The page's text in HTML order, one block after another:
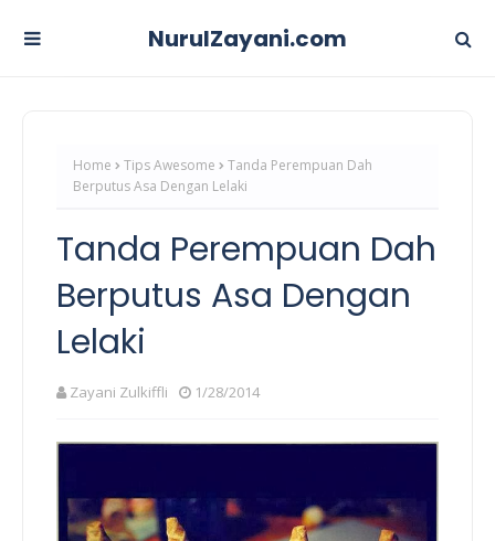
NurulZayani.com
Home Tips Awesome
Tanda Perempuan Dah
Berputus Asa Dengan Lelaki
Tanda Perempuan Dah
Berputus Asa Dengan
Lelaki
Zayani Zulkiffli 1/28/2014